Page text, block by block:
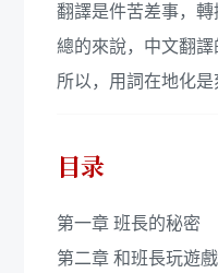
翻譯是件苦差事，轉
總的來說，中文翻譯
所以，用詞在地化
目录
第一章 班長的秘密
第二章 和班長玩遊戲